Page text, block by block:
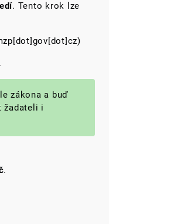
. Tento krok lze
.
zákona a buď
žadateli i
.